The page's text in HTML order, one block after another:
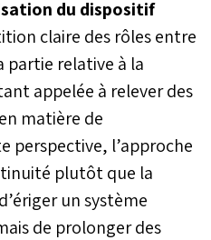
du dispositif
claire des rôles entre
partie relative à la
appelée à relever des
matière de
perspective, l’approche
plutôt que la
un système
de prolonger des